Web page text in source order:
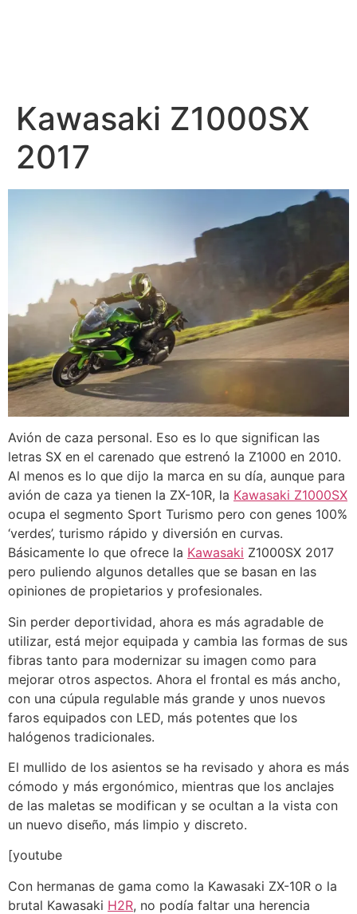
Kawasaki Z1000SX
2017
Avión de caza personal. Eso es lo que significan las
letras SX en el carenado que estrenó la Z1000 en 2010.
Al menos es lo que dijo la marca en su día, aunque para
avión de caza ya tienen la ZX-10R, la Kawasaki Z1000SX
ocupa el segmento Sport Turismo pero con genes 100%
‘verdes’, turismo rápido y diversión en curvas.
Básicamente lo que ofrece la Kawasaki Z1000SX 2017
pero puliendo algunos detalles que se basan en las
opiniones de propietarios y profesionales.
Sin perder deportividad, ahora es más agradable de
utilizar, está mejor equipada y cambia las formas de sus
fibras tanto para modernizar su imagen como para
mejorar otros aspectos. Ahora el frontal es más ancho,
con una cúpula regulable más grande y unos nuevos
faros equipados con LED, más potentes que los
halógenos tradicionales.
El mullido de los asientos se ha revisado y ahora es más
cómodo y más ergonómico, mientras que los anclajes
de las maletas se modifican y se ocultan a la vista con
un nuevo diseño, más limpio y discreto.
[youtube
Con hermanas de gama como la Kawasaki ZX-10R o la
brutal Kawasaki H2R, no podía faltar una herencia